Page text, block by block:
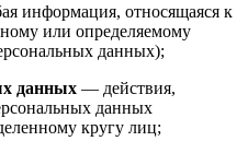
информация, относящаяся к
или определяемому
данных);
данных — действия,
данных
кругу лиц;